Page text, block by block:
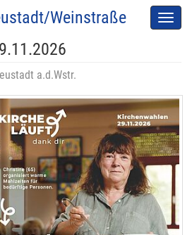
Weinstraße
a.d.Wstr.